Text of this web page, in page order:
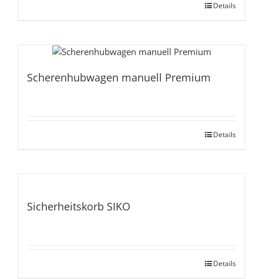
Details
Scherenhubwagen manuell Premium
Details
Sicherheitskorb SIKO
Details